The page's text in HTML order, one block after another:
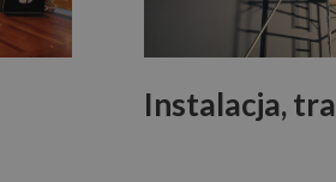
Instalacja,